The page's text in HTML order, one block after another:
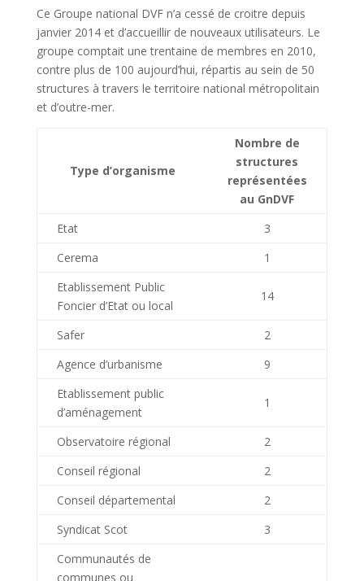
Ce Groupe national DVF n’a cessé de croitre depuis
janvier 2014 et d’accueillir de nouveaux utilisateurs. Le
groupe comptait une trentaine de membres en 2010,
contre plus de 100 aujourd’hui, répartis au sein de 50
structures à travers le territoire national métropolitain
et d’outre-mer.
Type d’organisme
Nombre de
structures
représentées
au GnDVF
Etat
3
Cerema
1
Etablissement Public
Foncier d’Etat ou local
14
Safer
2
Agence d’urbanisme
9
Etablissement public
d’aménagement
1
Observatoire régional
2
Conseil régional
2
Conseil départemental
2
Syndicat Scot
3
Communautés de
communes ou